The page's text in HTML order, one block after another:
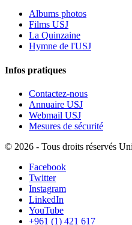
Albums photos
Films USJ
La Quinzaine
Hymne de l'USJ
Infos pratiques
Contactez-nous
Annuaire USJ
Webmail USJ
Mesures de sécurité
© 2026 - Tous droits réservés
Facebook
Twitter
Instagram
LinkedIn
YouTube
+961 (1) 421 617